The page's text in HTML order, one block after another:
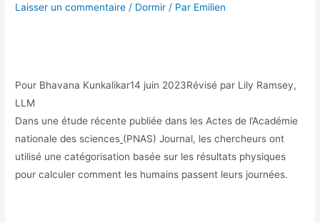
Laisser un commentaire / Dormir / Par Emilien
Pour Bhavana Kunkalikar14 juin 2023Révisé par Lily Ramsey,
LLM
Dans une étude récente publiée dans les Actes de l’Académie
nationale des sciences (PNAS) Journal, les chercheurs ont
utilisé une catégorisation basée sur les résultats physiques
pour calculer comment les humains passent leurs journées.